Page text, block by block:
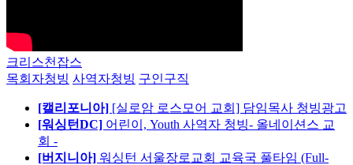
크리스천잡스
목회자청빙 사역자청빙 구인구직
[캘리포니아] [실로암 로스모어 교회] 담임목사 청빙광고
[워싱턴DC] 어린이, Youth 사역자 청빙- 올네이션스 교
회 -
[버지니아] 워싱턴 서울장로교회 교육국 풀타임 (Full-